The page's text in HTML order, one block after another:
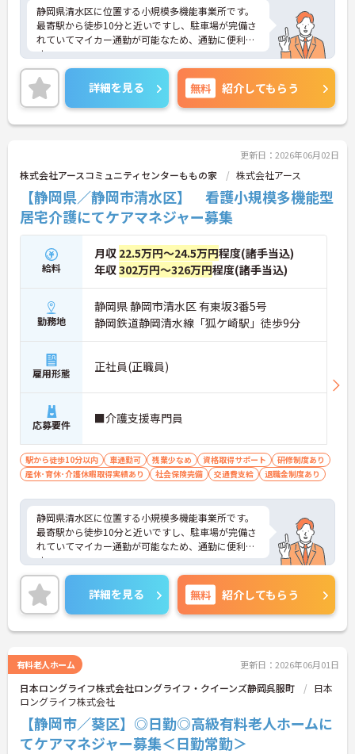
静岡県清水区に位置する小規模多機能事業所です。
最寄駅から徒歩10分と近いですし、駐車場が完備さ
れていてマイカー通勤が可能なため、通勤に便利で
す。
残業時間はほとんど発生しません。プライベートと
メリハリをつけて勤務できます。
ご興味をお持ちの方には、詳細の情報や面接のポイ
ントをお伝えしますのでお気軽にお問い合わせくだ
さい。
詳細を見る 無料 紹介してもらう
更新日：2026年06月02日
株式会社アースコミュニティセンターももの家 株式会社アース
【静岡県／静岡市清水区】 看護小規模多機能型
居宅介護にてケアマネジャー募集
給料
月収 22.5万円～24.5万円程度(諸手当込)
年収302万円～326万円程度(諸手当込)
勤務地
静岡県 静岡市清水区 有東坂3番5号
静岡鉄道静岡清水線「狐ケ崎駅」徒歩9分
雇用形態 正社員(正職員)
応募要件 ■介護支援専門員
駅から徒歩10分以内 車通勤可 残業少なめ 資格取得サポート
研修制度あり
産休･育休･介護休暇取得実績あり
社会保険完備 交通費支給 退職金制度あり
静岡県清水区に位置する小規模多機能事業所です。
最寄駅から徒歩10分と近いですし、駐車場が完備さ
れていてマイカー通勤が可能なため、通勤に便利で
す。
残業時間はほとんど発生しません。プライベートと
メリハリをつけて勤務できます。
ご興味をお持ちの方には、詳細の情報や面接のポイ
ントをお伝えしますのでお気軽にお問い合わせくだ
さい。
詳細を見る 無料 紹介してもらう
有料老人ホーム 更新日：2026年06月01日
日本ロングライフ株式会社ロングライフ・クイーンズ静岡呉服町
日本
ロングライフ株式会社
【静岡市／葵区】◎日勤◎高級有料老人ホームに
てケアマネジャー募集＜日勤常勤＞